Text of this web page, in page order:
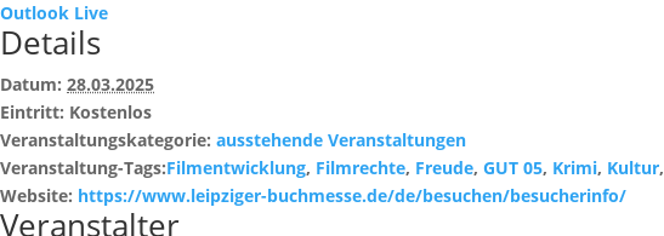
Outlook Live
Details
Datum: 28.03.2025
Eintritt: Kostenlos
Veranstaltungskategorie: ausstehende Veranstaltungen
Veranstaltung-Tags:Filmentwicklung, Filmrechte, Freude, GUT 05, Krimi, Kultur,
Website: https://www.leipziger-buchmesse.de/de/besuchen/besucherinfo/
Veranstalter